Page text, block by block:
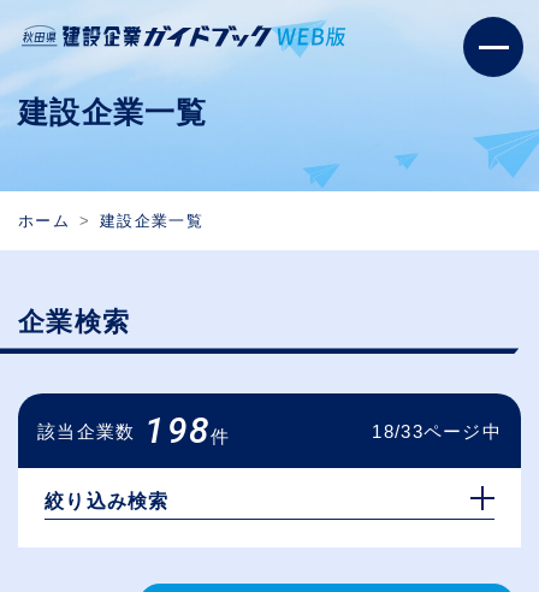
建設企業一覧
ホーム 建設企業一覧
企業検索
該当企業数 198件 18/33ページ中
絞り込み検索